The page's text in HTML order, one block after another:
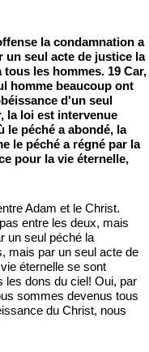
la condamnation a
un seul acte de justice la
les hommes. 19 Car,
homme beaucoup ont
d'un seul
la loi est intervenue
le péché a abondé, la
le péché a régné par la
pour la vie éternelle,
Adam et le Christ.
entre les deux, mais
un seul péché la
mais par un seul acte de
éternelle se sont
les dons du ciel! Oui, par
sommes devenus tous
du Christ, nous